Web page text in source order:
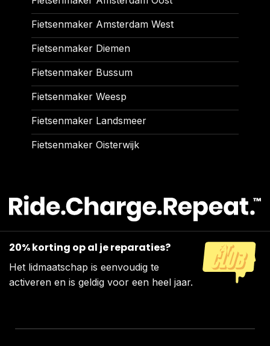
Fietsenmaker Amsterdam West
Fietsenmaker Diemen
Fietsenmaker Bussum
Fietsenmaker Weesp
Fietsenmaker Landsmeer
Fietsenmaker Oisterwijk
20% korting op al je reparaties?
Het lidmaatschap is eenvoudig te
activeren en is geldig voor een heel jaar.